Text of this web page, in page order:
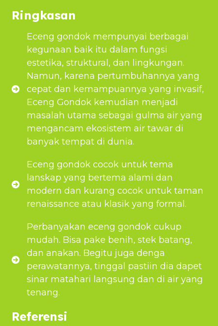
Ringkasan
Eceng gondok mempunyai berbagai
kegunaan baik itu dalam fungsi
estetika, struktural, dan lingkungan.
Namun, karena pertumbuhannya yang
cepat dan kemampuannya yang invasif,
Eceng Gondok kemudian menjadi
masalah utama sebagai gulma air yang
mengancam ekosistem air tawar di
banyak tempat di dunia.
Eceng gondok cocok untuk tema
lanskap yang bertema alami dan
modern dan kurang cocok untuk taman
renaissance atau klasik yang formal.
Perbanyakan eceng gondok cukup
mudah. Bisa pake benih, stek batang,
dan anakan. Begitu juga denga
perawatannya, tinggal pastiin dia dapet
sinar matahari langsung dan di air yang
tenang.
Referensi